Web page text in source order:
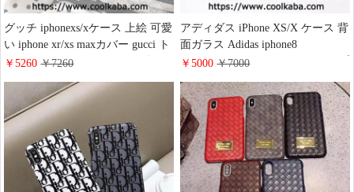
グッチ iphonexs/xケース 上絵 可愛
い iphone xr/xs maxカバー gucci ト
ランクiphone8/8 plusケース ギャラ
galaxys8/note8ソフトケース ネック
ストラップ付き 斜め掛け可能
蛇、蜜蜂図案
￥5260￥7260
アディダス iPhone XS/X ケース 背
面ガラス Adidas iphone8
iphonexr/xs max カバー ストラップ
ケース iphone6splus保護カバー 男
女 カッコイイ
￥5000￥7000